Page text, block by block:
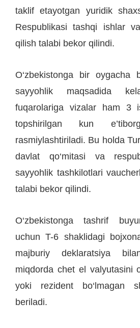
taklif etayotgan yuridik
Respublikasi tashqi ishlar
qilish talabi bekor qilindi.
O‘zbekistonga bir oygacha
sayyohlik maqsadida
fuqarolariga vizalar ham 3
topshirilgan kun
rasmiylashtiriladi. Bu holda
davlat qo‘mitasi va
sayyohlik tashkilotlari
talabi bekor qilindi.
O‘zbekistonga tashrif
uchun T-6 shaklidagi
majburiy deklaratsiya
miqdorda chet el valyutasini
yoki rezident bo‘lmagan
beriladi.